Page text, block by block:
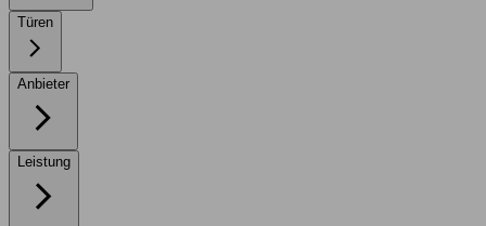
Türen
Anbieter
Leistung